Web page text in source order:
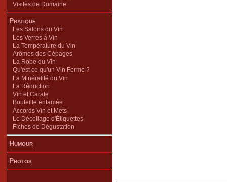
Visites de Domaine
Pratique
Les Salons du Vin
Les Verres à Vin
La Température du Vin
Arômes des Cépages
La Robe du Vin
Qu'est ce qu'un Vin Fermé ?
La Minéralité du Vin
La Réduction
Vin et Carafe
Bouteille entamée
Accords Vin et Mets
Le Décollage d'Étiquettes
Fiches de Dégustation
Humour
Photos